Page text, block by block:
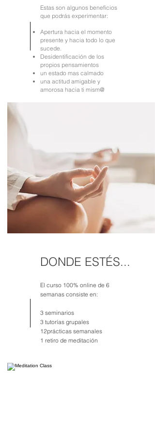
Estas son algunos beneficios
que podrás experimentar:
Apertura hacia el momento
presente y hacia todo lo que
sucede.
Desidentificación de los
propios pensamientos
un estado mas calmado
una actitud amigable y
amorosa hacia ti mism@
DONDE ESTÉS...
El curso 100% online de 6
semanas consiste en:
3 seminarios
3 tutorías grupales
12prácticas semanales
1 retiro de meditación